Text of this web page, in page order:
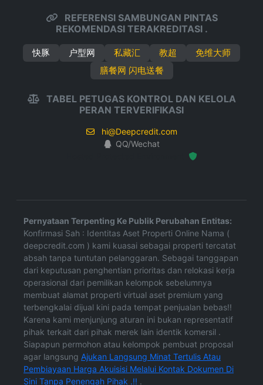
REFERENSI SAMBUNGAN PINTAS
REKOMENDASI TERAKREDITASI .
快豚 户型网 私藏汇 教超
免维大师
膳餐网 闪电送餐
TABEL PETUGAS KONTROL DAN KELOLA
PERAN TERVERIFIKASI
hi@Deepcredit.com
QQ/Wechat
Pernyataan Terpenting Ke Publik Perubahan Entitas:
Konfirmasi Sah : Identitas Aset Properti Online Nama (
deepcredit.com ) kami kuasai sebagai properti tercatat
absah tanpa tuntutan pelanggaran. Sebagai tanggapan
dari keputusan penghentian prioritas dan relokasi kerja
operasional dari pemilikan kelompok sebelumnya
membuat alamat properti virtual aset premium yang
terbengkalai dijual kini pada tempat penjualan bebas!!
Karena kami menjunjung aturan ini bukan representatif
pihak terkait dari pihak merek lain identik komersil .
Siapapun permohon atau kelompok pembuat proposal
agar langsung Ajukan Langsung Minat Tertulis Atau
Pembiayaan Harga Akuisisi Melalui Kontak Dokumen Di
Sini Tanpa Penengah Pihak .!! .